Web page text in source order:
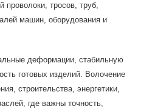
проволоки, тросов, труб,
машин, оборудования и
деформации, стабильную
готовых изделий. Волочение
строительства, энергетики,
где важны точность,